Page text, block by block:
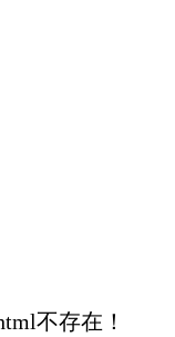
不存在！